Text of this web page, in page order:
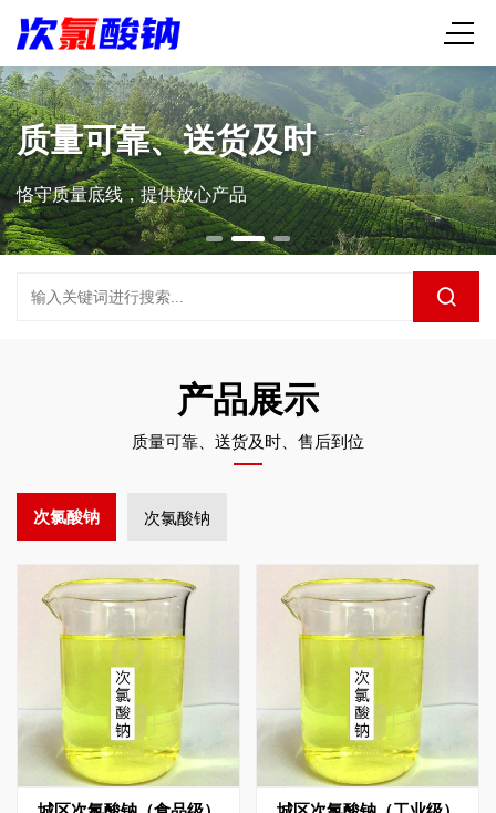
质量可靠、送货及时
恪守质量底线，提供放心产品
产品展示
质量可靠、送货及时、售后到位
次氯酸钠 次氯酸钠